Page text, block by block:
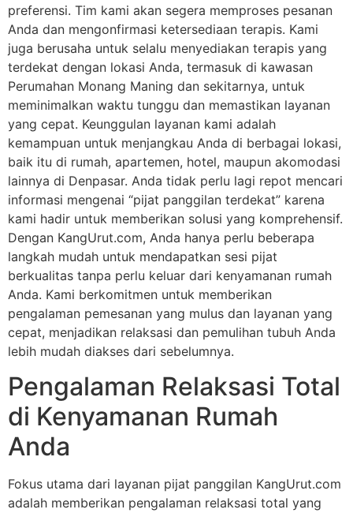
preferensi. Tim kami akan segera memproses pesanan
Anda dan mengonfirmasi ketersediaan terapis. Kami
juga berusaha untuk selalu menyediakan terapis yang
terdekat dengan lokasi Anda, termasuk di kawasan
Perumahan Monang Maning dan sekitarnya, untuk
meminimalkan waktu tunggu dan memastikan layanan
yang cepat. Keunggulan layanan kami adalah
kemampuan untuk menjangkau Anda di berbagai lokasi,
baik itu di rumah, apartemen, hotel, maupun akomodasi
lainnya di Denpasar. Anda tidak perlu lagi repot mencari
informasi mengenai “pijat panggilan terdekat” karena
kami hadir untuk memberikan solusi yang komprehensif.
Dengan KangUrut.com, Anda hanya perlu beberapa
langkah mudah untuk mendapatkan sesi pijat
berkualitas tanpa perlu keluar dari kenyamanan rumah
Anda. Kami berkomitmen untuk memberikan
pengalaman pemesanan yang mulus dan layanan yang
cepat, menjadikan relaksasi dan pemulihan tubuh Anda
lebih mudah diakses dari sebelumnya.
Pengalaman Relaksasi Total
di Kenyamanan Rumah
Anda
Fokus utama dari layanan pijat panggilan KangUrut.com
adalah memberikan pengalaman relaksasi total yang